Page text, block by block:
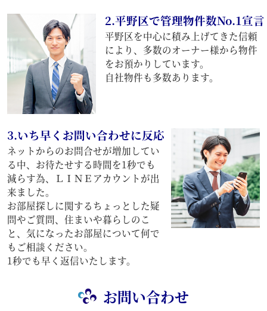
2.平野区で管理物件数No.1宣言
平野区を中心に積み上げてきた信頼
により、多数のオーナー様から物件
をお預かりしています。
自社物件も多数あります。
3.いち早くお問い合わせに反応
ネットからのお問合せが増加してい
る中、お待たせする時間を1秒でも
減らす為、ＬＩＮＥアカウントが出
来ました。
お部屋探しに関するちょっとした疑
問やご質問、住まいや暮らしのこ
と、気になったお部屋について何で
もご相談ください。
1秒でも早く返信いたします。
お問い合わせ